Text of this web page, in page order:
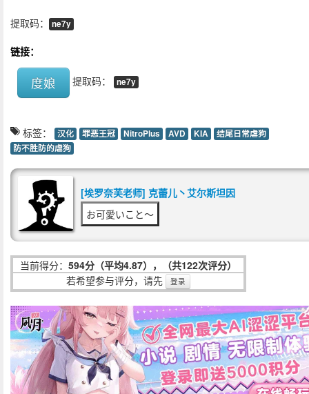
提取码： ne7y
链接：
度娘 提取码： ne7y
标签： 汉化 罪恶王冠 NitroPlus AVD KIA
结尾日常虐狗
防不胜防的虐狗
[埃罗奈芙老师] 克蕾儿丶艾尔斯坦因
お可愛いこと〜
当前得分： 594分（平均4.87），（共122次评分）
若希望参与评分，请先
登录